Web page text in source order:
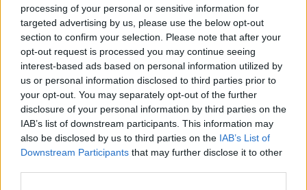
processing of your personal or sensitive information for
targeted advertising by us, please use the below opt-out
section to confirm your selection. Please note that after your
opt-out request is processed you may continue seeing
interest-based ads based on personal information utilized by
us or personal information disclosed to third parties prior to
your opt-out. You may separately opt-out of the further
disclosure of your personal information by third parties on the
IAB’s list of downstream participants. This information may
also be disclosed by us to third parties on the IAB’s List of
Downstream Participants that may further disclose it to other